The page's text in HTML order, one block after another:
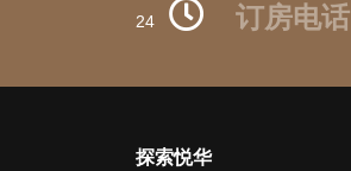
24 订房电话
探索悦华